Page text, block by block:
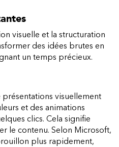
visuelle et la structuration
des idées brutes en
un temps précieux.
visuellement
et des animations
clics. Cela signifie
le contenu. Selon Microsoft,
plus rapidement,